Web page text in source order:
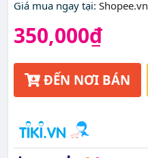
Giá mua ngay tại: Shopee.vn
350,000₫
ĐẾN NƠI BÁN